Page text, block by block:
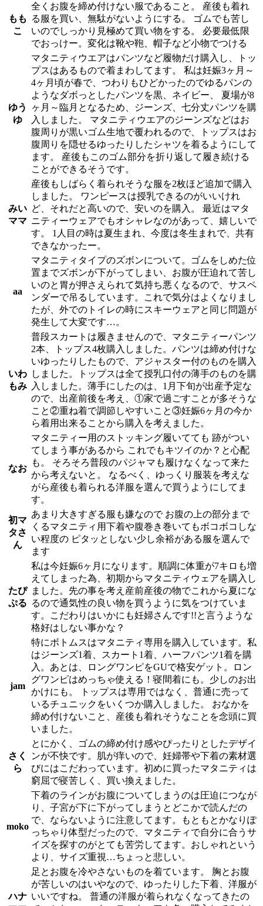
もも
こ
全くお腹を締め付けない服であること。 産後も着れ
る服を買い、無駄がないようにする。 ゴムでも苦し
いのでしっかり見極めて買い物をする。 必要最低限
でおっけー。変化は靴や鞄、帽子など小物でつける
ゆう
ゆ
マタニティウエアはパンツなど履物だけ購入し、トッ
プスはあるもので着まわしてます。 私は妊娠3ヶ月～
4ヶ月頃が春で、つわりもひどかったのでゆるパンの
ようなダボっとしたパンツを黒、ネイビー、 夏場が8
ヶ月～臨月となるため、ジーンズ、七分丈パンツを購
入しました。 マタニティウエアのジーンズなどはお
腹周りが黒いゴム生地で覆われるので、トップスはお
腹周りを隠せるゆったりしたシャツを着るようにして
ます。 産後もこのゴム部分を折り返して履き続ける
ことができるそうです。
みい
ママ
産後もしばらく着られそうな服を2枚ほど追加で購入
しました。 ワンピースは授乳できるのがいいけれ
ど、それだと高いので、安いのを購入。 最近はマタ
ニティーウェアでもオシャレなのがあって、嬉しいで
す。 1人目の時は夏生まれ、今度は冬生まれで、共有
できなかったー。
aa
マタニティタイプのズボンについて。ゴムをしめた位
置までズボンが下がってしまい、お腹が圧迫れて苦し
いのと胃が押さえられて気持ち悪くなるので、サスペ
ンダーで吊るしています。これで気分はよくなりまし
たが、外でのトイレの時にスキーウェアと同じ問題が
発生して大変です…。
いわ
もみ
普段スカートは履きませんので、マタニティーパンツ
2本、トップス4枚購入しました。パンツは締め付けな
いゆったりしたもので、アジャスター付のものを購入
しました。トップスは全て授乳口付の薄手のものを購
入しました。薄手にしたのは、1月下旬が出産予定な
ので、出産前後を考え、①家で過ごすことが多そうな
こと②重ね着で調節しやすいこと③妊娠6ヶ月の今か
ら着用出来ることから購入を考えました。
なお
マタニティー用のストッキング履いてても 跡がつい
てしまう事があるから これでもキツイのか？と心配
も。 そろそろ普段のパジャマも履けなくなって来た
から考えないと。 なるべく、ゆっくり服装を考えな
がら産後も着られる洋服を選んで買うようにしてま
す。
初マ
タさ
ん
あまり大きすぎる服も嫌なので お腹の上の部分まで
くるマタニティ用下着や腹巻き巻いてもボコボコしな
い程度の ピタッとしない少し余裕がある服を選んで
ます
たぴ
ぷる
私は今妊娠6ヶ月になります。順調に体重が7キロも増
えてしまった為、初期からマタニティウェアを購入し
ました。先の事を考え産前産後の物でこれから夏にな
るので通気性の良い物を買うように気をつけていま
す。こだわりはいかにも妊婦さんです!!と言うような
格好はしない事かな？
jam
特にボトムスはマタニティ専用を購入しています。私
はジーンズ1着、スカート1着、ハーフパンツ1着を購
入。あとは、ロングワンピをGUで格安ゲット。ロン
グワンピはめっちゃ使える！寝間着にも。少しのお出
かけにも。 トップスは専用ではなく、普通に売って
いるチュニックをいくつか購入しました。 おなかを
締め付けないこと、産後も着れそうなことを念頭に買
いました。
さく
ら
とにかく、ゴムの締め付け感やぴったりとしたデザイ
ンが不快です。肌が痒いので、妊婦帯や下着の素材選
びにはこだわっています。初めに買ったマタニティは
窮屈で寝苦しく、買い換えました。
moko
下着のラインがお腹についてしまうのは圧迫につなが
り、子宮が下に下がってしまうとどこかで読んだの
で、ならないように注意してます。もともとかなりぽ
っちゃり体型だったので、マタニティで自分に合うサ
イズを探すのがとても苦労してます。おしゃれという
より、サイズ重視…ちょっと悲しい。
ハナ
足とお腹を冷やさないものを着ています。 胸とお腹
が苦しいのはいやなので、ゆったりした下着、洋服が
いいですね。 普通の洋服が着られなくなってきたの